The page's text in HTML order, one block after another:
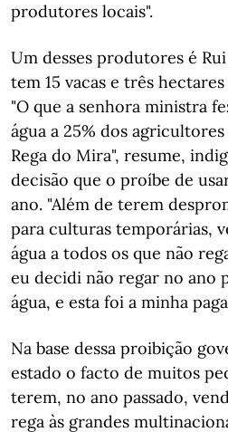
produtores locais".
Um desses produtores é
tem 15 vacas e três
"O que a senhora ministra
água a 25% dos
Rega do Mira", resume,
decisão que o proíbe de
ano. "Além de terem
para culturas temporárias,
água a todos os que não
eu decidi não regar no ano
água, e esta foi a minha
Na base dessa proibição
estado o facto de muitos
terem, no ano passado,
rega às grandes